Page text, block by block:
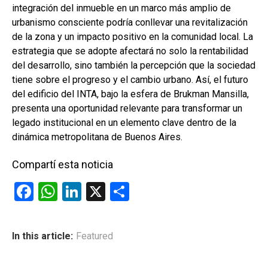
integración del inmueble en un marco más amplio de
urbanismo consciente podría conllevar una revitalización
de la zona y un impacto positivo en la comunidad local. La
estrategia que se adopte afectará no solo la rentabilidad
del desarrollo, sino también la percepción que la sociedad
tiene sobre el progreso y el cambio urbano. Así, el futuro
del edificio del INTA, bajo la esfera de Brukman Mansilla,
presenta una oportunidad relevante para transformar un
legado institucional en un elemento clave dentro de la
dinámica metropolitana de Buenos Aires.
Compartí esta noticia
F
ce
W
at
Li
ke
X
In this article: Featured